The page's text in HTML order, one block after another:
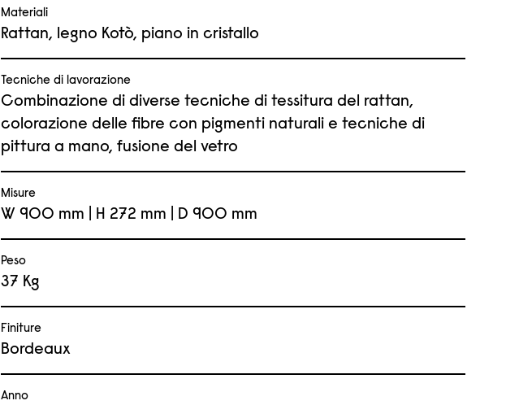
Materiali
Rattan, legno Kotò, piano in cristallo
Tecniche di lavorazione
Combinazione di diverse tecniche di tessitura del rattan,
colorazione delle fibre con pigmenti naturali e tecniche di
pittura a mano, fusione del vetro
Misure
W 900 mm | H 272 mm | D 900 mm
Peso
37 Kg
Finiture
Bordeaux
Anno